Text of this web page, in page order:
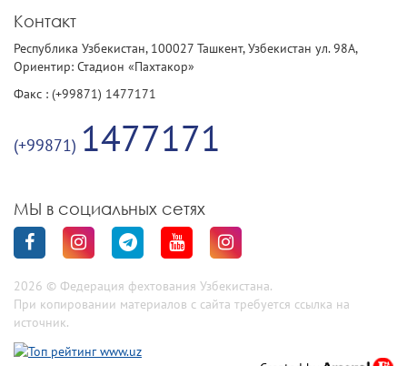
Контакт
Республика Узбекистан, 100027 Ташкент, Узбекистан ул. 98А,
Ориентир: Стадион «Пахтакор»
Факс : (+99871) 1477171
(+99871) 1477171
МЫ в социальных сетях
2026 © Федерация фехтования Узбекистана.
При копировании материалов с сайта требуется ссылка на
источник.